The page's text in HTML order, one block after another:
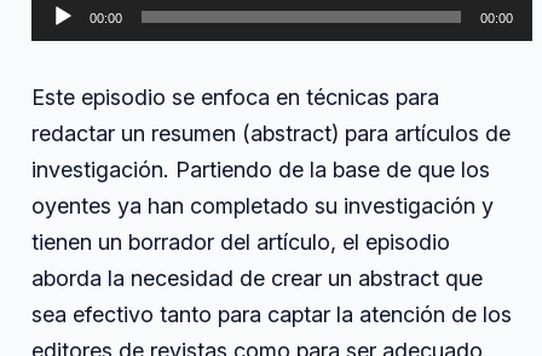
título
artículo
Reproductor
de
00:00 00:00
Este episodio se enfoca en técnicas para
redactar un resumen (abstract) para artículos de
investigación. Partiendo de la base de que los
oyentes ya han completado su investigación y
tienen un borrador del artículo, el episodio
aborda la necesidad de crear un abstract que
sea efectivo tanto para captar la atención de los
editores de revistas como para ser adecuado